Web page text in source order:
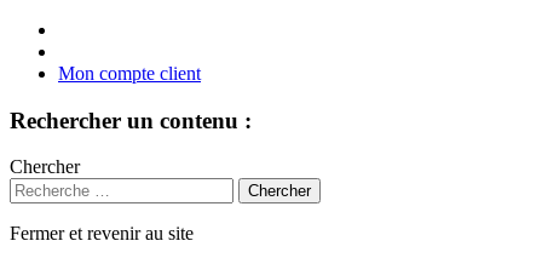
Mon compte client
Rechercher un contenu :
Chercher
Fermer et revenir au site